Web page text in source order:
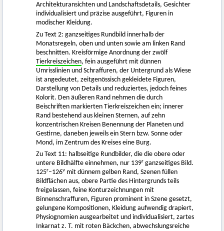
Architekturansichten und Landschaftsdetails, Gesichter
individualisiert und präzise ausgeführt, Figuren in
modischer Kleidung.
Zu Text 2: ganzseitiges Rundbild innerhalb der
Monatsregeln, oben und unten sowie am linken Rand
beschnitten. Kreisförmige Anordnung der zwölf
Tierkreiszeichen, fein ausgeführt mit dünnen
Umrisslinien und Schraffuren, der Untergrund als Wiese
ist angedeutet, zeitgenössisch gekleidete Figuren,
Darstellung von Details und reduziertes, jedoch feines
Kolorit. Den äußeren Rand nehmen die durch
Beischriften markierten Tierkreiszeichen ein; innerer
Rand bestehend aus kleinen Sternen, auf zehn
konzentrischen Kreisen Benennung der Planeten und
Gestirne, daneben jeweils ein Stern bzw. Sonne oder
Mond, im Zentrum des Kreises eine Burg.
Zu Text 11: halbseitige Rundbilder, die die obere oder
untere Bildhälfte einnehmen, nur 139r ganzseitiges Bild.
125r–126v mit dünnem gelben Rand, Szenen füllen
Bildflächen aus, obere Partie des Hintergrunds teils
freigelassen, feine Konturzeichnungen mit
Binnenschraffuren, Figuren prominent in Szene gesetzt,
gelungene Kompositionen, Kleidung aufwendig drapiert,
Physiognomien ausgearbeitet und individualisiert, zartes
Inkarnat z. T. mit roten Bäckchen, abwechslungsreiche